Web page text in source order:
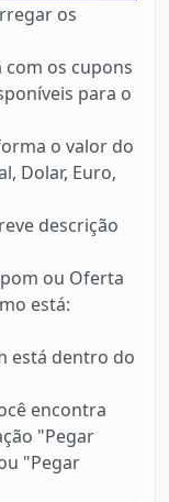
os
os cupons
para o
o valor do
Dolar, Euro,
descrição
ou Oferta
está:
está dentro do
encontra
"Pegar
"Pegar